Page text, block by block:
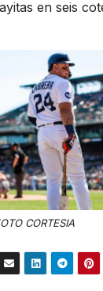
en seis
CORTESIA